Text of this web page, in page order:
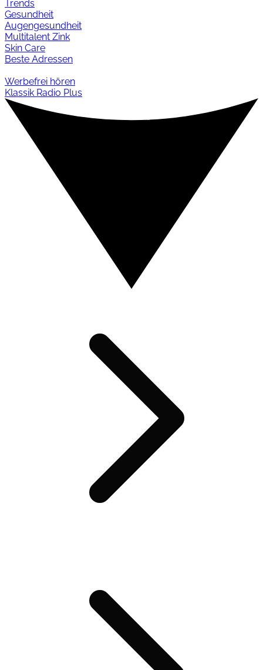
Trends
Gesundheit
Augengesundheit
Multitalent Zink
Skin Care
Beste Adressen
Werbefrei hören
Klassik Radio Plus